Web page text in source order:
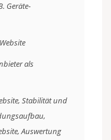
Geräte-
als
Stabilität und
Auswertung